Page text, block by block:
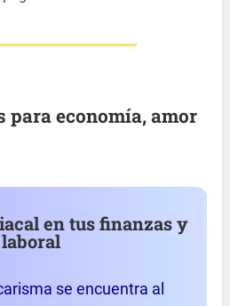
para economía, amor
en tus finanzas y
laboral
se encuentra al